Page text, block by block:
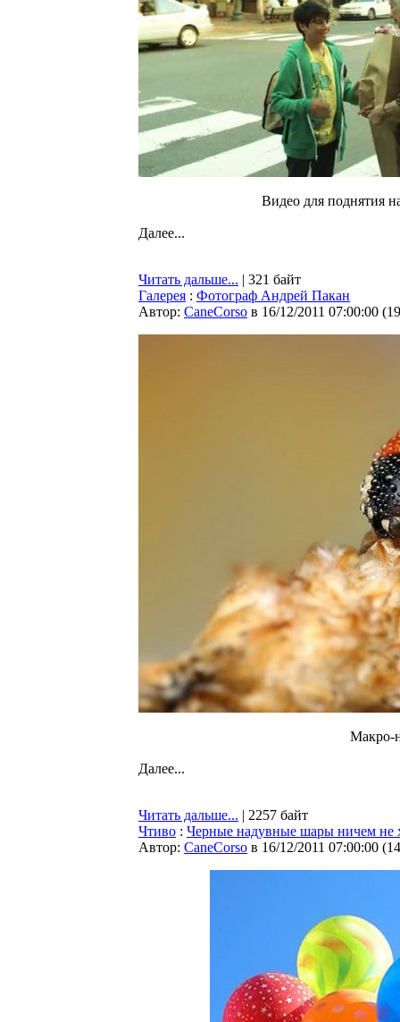
Видео для поднятия
Далее...
Читать дальше... | 321 байт
Галерея : Фотограф Андрей Пакан
Автор: CaneCorso в 16/12/2011 07:00:00 (
Макро-
Далее...
Читать дальше... | 2257 байт
Чтиво : Черные надувные шары ничем не
Автор: CaneCorso в 16/12/2011 07:00:00 (